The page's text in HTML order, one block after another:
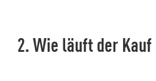
2. Wie läuft der Kauf